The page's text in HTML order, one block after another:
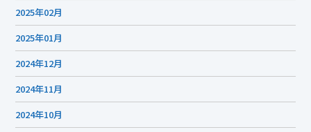
2025年02月
2025年01月
2024年12月
2024年11月
2024年10月